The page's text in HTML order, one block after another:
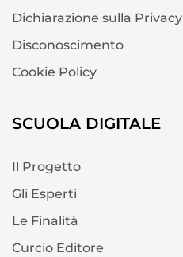
Dichiarazione sulla Privacy
Disconoscimento
Cookie Policy
SCUOLA DIGITALE
Il Progetto
Gli Esperti
Le Finalità
Curcio Editore